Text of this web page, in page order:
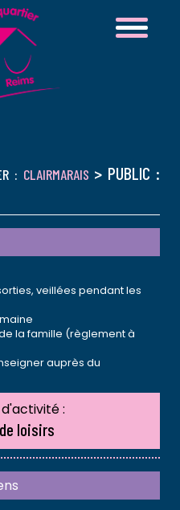
: CLAIRMARAIS > PUBLIC :
veillées pendant les
la famille (règlement à
auprès du
:
loisirs